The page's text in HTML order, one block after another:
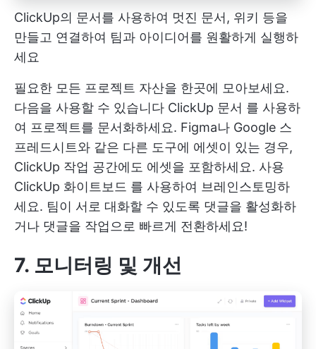
ClickUp의 문서를 사용하여 멋진 문서, 위키 등을
만들고 연결하여 팀과 아이디어를 원활하게 실행하
세요
필요한 모든 프로젝트 자산을 한곳에 모아보세요.
다음을 사용할 수 있습니다 ClickUp 문서 를 사용하
여 프로젝트를 문서화하세요. Figma나 Google 스
프레드시트와 같은 다른 도구에 에셋이 있는 경우,
ClickUp 작업 공간에도 에셋을 포함하세요. 사용
ClickUp 화이트보드 를 사용하여 브레인스토밍하
세요. 팀이 서로 대화할 수 있도록 댓글을 활성화하
거나 댓글을 작업으로 빠르게 전환하세요!
7. 모니터링 및 개선